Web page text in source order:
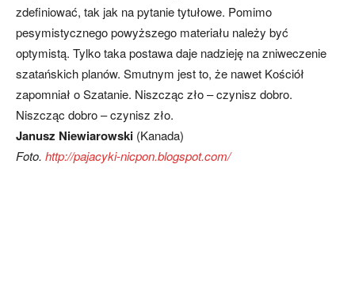
zdefiniować, tak jak na pytanie tytułowe. Pomimo
pesymistycznego powyższego materiału należy być
optymistą. Tylko taka postawa daje nadzieję na zniweczenie
szatańskich planów. Smutnym jest to, że nawet Kościół
zapomniał o Szatanie. Niszcząc zło – czynisz dobro.
Niszcząc dobro – czynisz zło.
Janusz Niewiarowski (Kanada)
Foto. http://pajacyki-nicpon.blogspot.com/